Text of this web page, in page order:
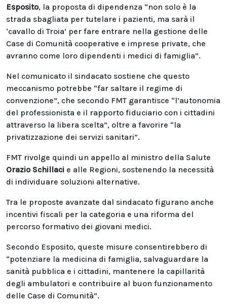
Esposito, la proposta di dipendenza “non solo è la
strada sbagliata per tutelare i pazienti, ma sarà il
‘cavallo di Troia’ per fare entrare nella gestione delle
Case di Comunità cooperative e imprese private, che
avranno come loro dipendenti i medici di famiglia”.
Nel comunicato il sindacato sostiene che questo
meccanismo potrebbe “far saltare il regime di
convenzione”, che secondo FMT garantisce “l’autonomia
del professionista e il rapporto fiduciario con i cittadini
attraverso la libera scelta”, oltre a favorire “la
privatizzazione dei servizi sanitari”.
FMT rivolge quindi un appello al ministro della Salute
Orazio Schillaci e alle Regioni, sostenendo la necessità
di individuare soluzioni alternative.
Tra le proposte avanzate dal sindacato figurano anche
incentivi fiscali per la categoria e una riforma del
percorso formativo dei giovani medici.
Secondo Esposito, queste misure consentirebbero di
“potenziare la medicina di famiglia, salvaguardare la
sanità pubblica e i cittadini, mantenere la capillarità
degli ambulatori e contribuire al buon funzionamento
delle Case di Comunità”.